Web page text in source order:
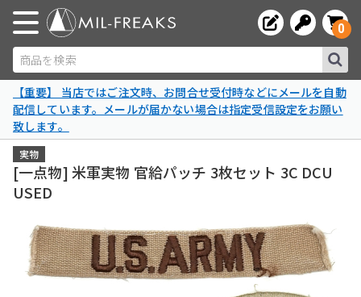
商品を検索
0
【重要】 当店ではご注文時、お問合せ受付時などにメールを自動
配信しています。メールが届かない場合は指定受信設定をお願い
致します。
実物
[一点物] 米軍実物 官給パッチ 3枚セット 3C DCU
USED